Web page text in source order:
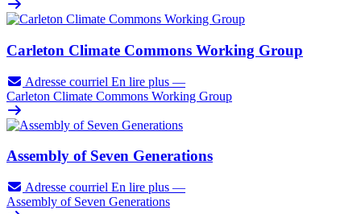
Carleton Climate Commons Working Group
Adresse courriel En lire plus —
Carleton Climate Commons Working Group
Assembly of Seven Generations
Adresse courriel En lire plus —
Assembly of Seven Generations